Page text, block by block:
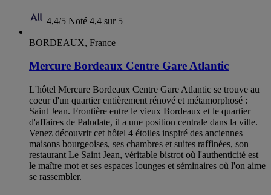
4,4/5 Noté 4,4 sur 5
BORDEAUX, France
Mercure Bordeaux Centre Gare Atlantic
L'hôtel Mercure Bordeaux Centre Gare Atlantic se trouve au
coeur d'un quartier entièrement rénové et métamorphosé :
Saint Jean. Frontière entre le vieux Bordeaux et le quartier
d'affaires de Paludate, il a une position centrale dans la ville.
Venez découvrir cet hôtel 4 étoiles inspiré des anciennes
maisons bourgeoises, ses chambres et suites raffinées, son
restaurant Le Saint Jean, véritable bistrot où l'authenticité est
le maître mot et ses espaces lounges et séminaires où l'on aime
se rassembler.